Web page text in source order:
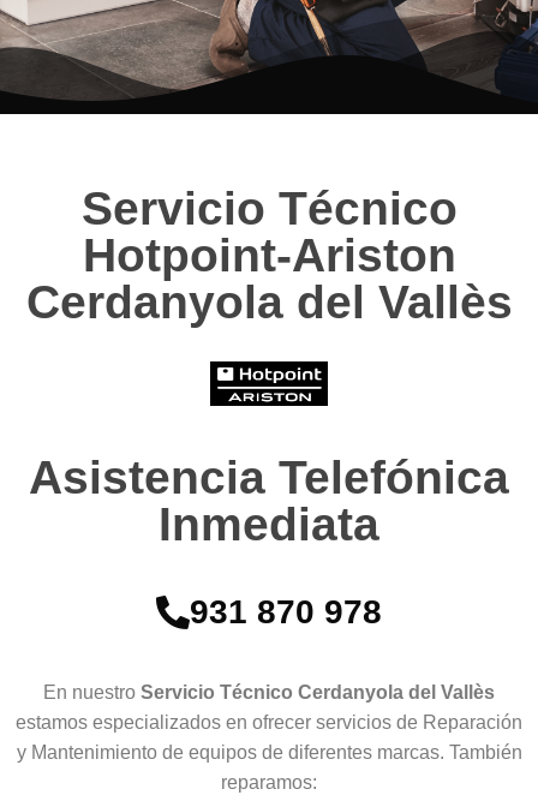
Servicio Técnico
Hotpoint-Ariston
Cerdanyola del Vallès
Asistencia Telefónica
Inmediata
931 870 978
En nuestro Servicio Técnico Cerdanyola del Vallès
estamos especializados en ofrecer servicios de Reparación
y Mantenimiento de equipos de diferentes marcas. También
reparamos: